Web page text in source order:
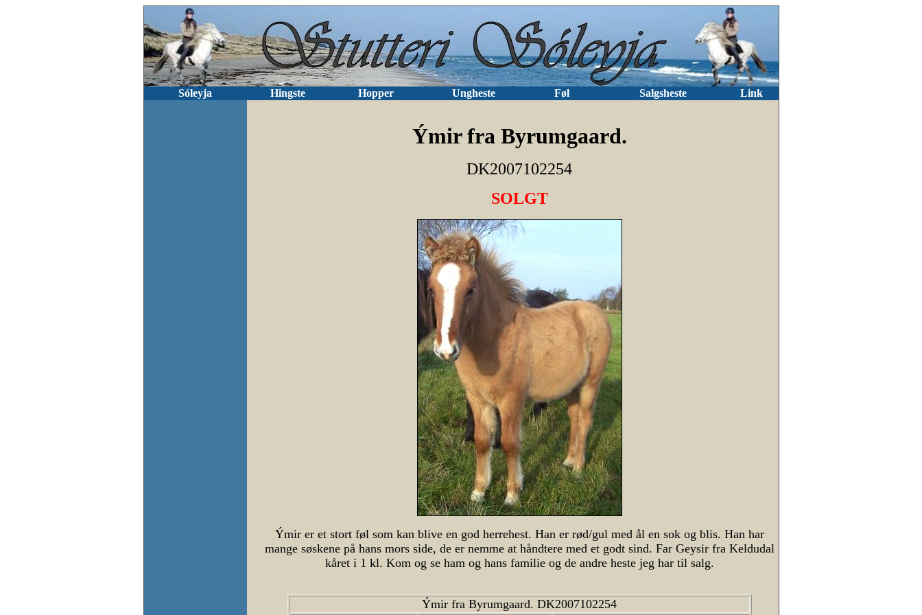
Sóleyja Hingste Hopper Ungheste Føl Salgsheste Link
Ýmir fra Byrumgaard.
DK2007102254
SOLGT
Ýmir er et stort føl som kan blive en god herrehest. Han er rød/gul med ål en sok og blis. Han har
mange søskene på hans mors side, de er nemme at håndtere med et godt sind. Far Geysir fra Keldudal
kåret i 1 kl. Kom og se ham og hans familie og de andre heste jeg har til salg.
Ýmir fra Byrumgaard. DK2007102254